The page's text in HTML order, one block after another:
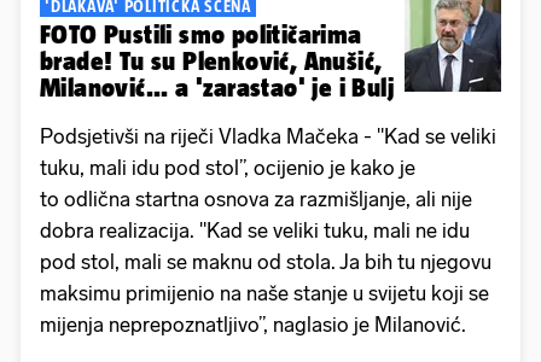
'DLAKAVA' POLITIČKA SCENA
FOTO Pustili smo političarima
brade! Tu su Plenković, Anušić,
Milanović... a 'zarastao' je i Bulj
Podsjetivši na riječi Vladka Mačeka - "Kad se veliki
tuku, mali idu pod stol”, ocijenio je kako je
to odlična startna osnova za razmišljanje, ali nije
dobra realizacija. "Kad se veliki tuku, mali ne idu
pod stol, mali se maknu od stola. Ja bih tu njegovu
maksimu primijenio na naše stanje u svijetu koji se
mijenja neprepoznatljivo”, naglasio je Milanović.